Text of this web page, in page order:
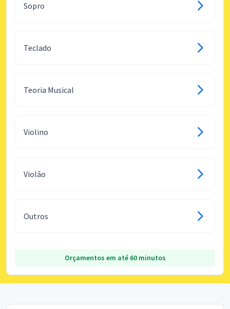
Sopro
Teclado
Teoria Musical
Violino
Violão
Outros
Orçamentos em até 60 minutos